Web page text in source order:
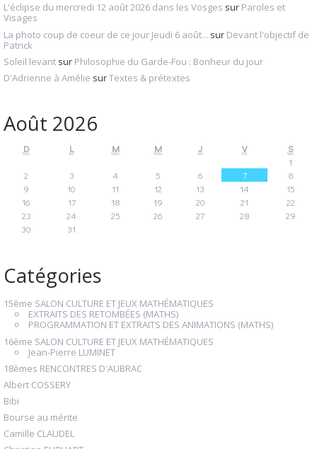
L'éclipse du mercredi 12 août 2026 dans les Vosges sur Paroles et
Visages
La photo coup de coeur de ce jour Jeudi 6 août... sur Devant l'objectif de
Patrick
Soleil levant sur Philosophie du Garde-Fou : Bonheur du jour
D'Adrienne à Amélie surTextes & prétextes
Août 2026
D L M M J V
S
1
2
3 4 5 6 7
8
9
10 11 12 13 14
15
16
17 18 19 20 21
22
23
24 25 26 27 28
29
30
31
Catégories
15ème SALON CULTURE ET JEUX MATHÉMATIQUES
EXTRAITS DES RETOMBÉES (MATHS)
PROGRAMMATION ET EXTRAITS DES ANIMATIONS (MATHS)
16ème SALON CULTURE ET JEUX MATHÉMATIQUES
Jean-Pierre LUMINET
18èmes RENCONTRES D'AUBRAC
Albert COSSERY
Bibi
Bourse au mérite
Camille CLAUDEL